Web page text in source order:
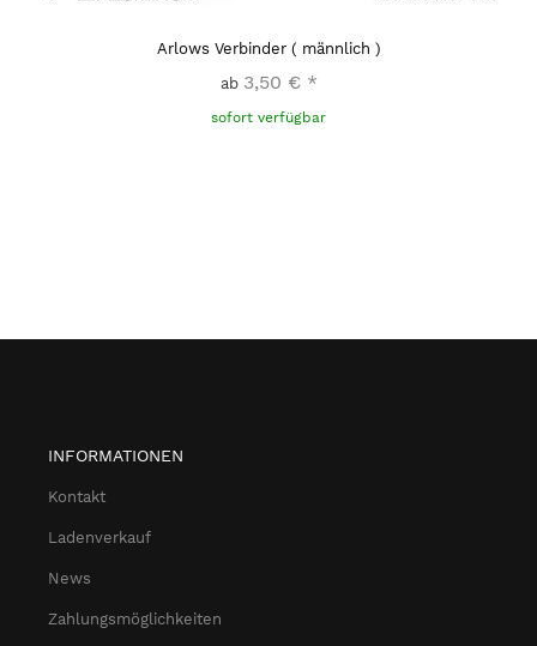
Arlows Verbinder ( männlich )
ab 3,50 € *
sofort verfügbar
INFORMATIONEN
Kontakt
Ladenverkauf
News
Zahlungsmöglichkeiten